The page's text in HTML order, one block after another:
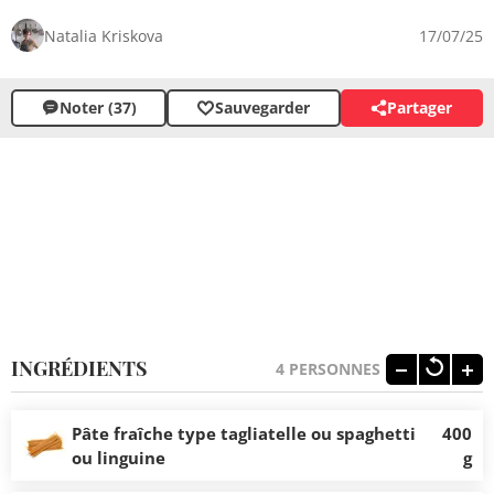
d'olive allie la fraîcheur acidulée du citron à la saveur
corsée de l'ail enrobé dans une huile d'olive parfumée.
Simple à réaliser, ce plat sublime les ingrédients
quotidiens en un repas raffiné avec une texture
Natalia Kriskova 17/07/25
Noter (37) Sauvegarder Partager
INGRÉDIENTS 4 PERSONNES
Pâte fraîche type tagliatelle ou spaghetti
ou linguine
400
g